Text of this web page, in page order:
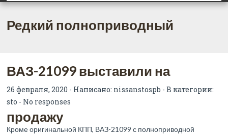
Редкий полноприводный
ВАЗ-21099 выставили на
продажу
26 февраля, 2020 - Написано: nissanstospb - В категории:
sto - No responses
Кроме оригинальной КПП, ВАЗ-21099 с полноприводной